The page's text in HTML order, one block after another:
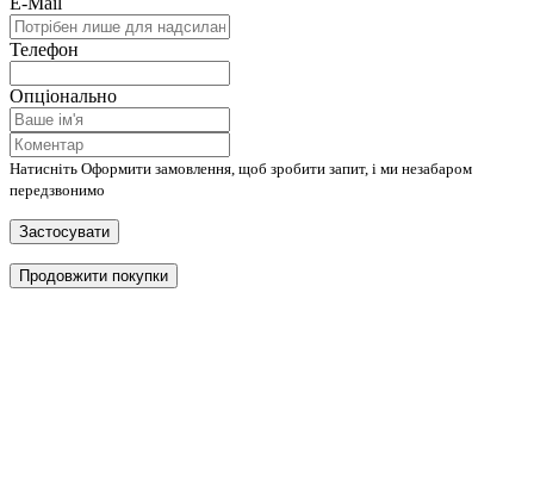
Телефон
Опціонально
Натисніть Оформити замовлення, щоб зробити запит, і ми незабаром
передзвонимо
Застосувати
Продовжити покупки